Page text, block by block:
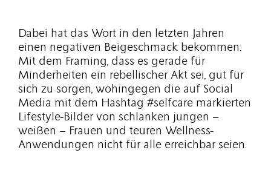
Dabei hat das Wort in den letzten Jahren
einen negativen Beigeschmack bekommen:
Mit dem Framing, dass es gerade für
Minderheiten ein rebellischer Akt sei, gut für
sich zu sorgen, wohingegen die auf Social
Media mit dem Hashtag #selfcare markierten
Lifestyle-Bilder von schlanken jungen –
weißen – Frauen und teuren Wellness-
Anwendungen nicht für alle erreichbar seien.